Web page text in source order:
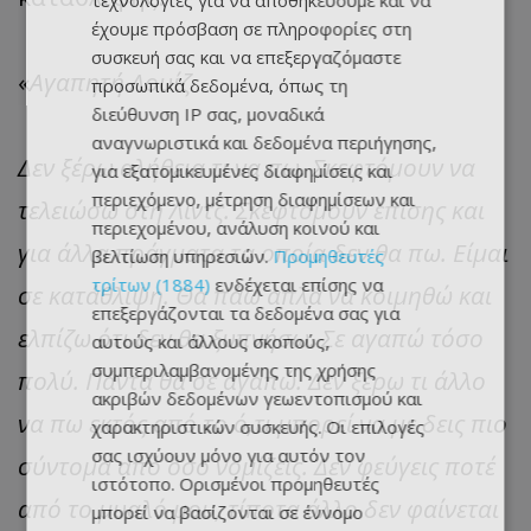
«Αγαπητή Λουίζ
Δεν ξέρω αλήθεια τι να πω. Σκεφτόμουν να
τελειώσω στη Λιντς. Σκεφτόμουν επίσης και
για άλλα πράγματα τα οποία δεν θα πω. Είμαι
σε κατάθλιψη. Θα πάω απλά να κοιμηθώ και
ελπίζω ότι δεν θα ξυπνήσω. Σε αγαπώ τόσο
πολύ. Πάντα θα σε αγαπώ. Δεν ξέρω τι άλλο
να πω εκτός από το ό,τι μπορεί να με δεις πιο
σύντομα από όσο νομίζεις. Δεν φεύγεις ποτέ
από το μυαλό μου, τίποτα άλλο δεν φαίνεται
έχουμε πρόσβαση σε πληροφορίες στη
συσκευή σας και να επεξεργαζόμαστε
προσωπικά δεδομένα, όπως τη
διεύθυνση IP σας, μοναδικά
αναγνωριστικά και δεδομένα περιήγησης,
για εξατομικευμένες διαφημίσεις και
περιεχόμενο, μέτρηση διαφημίσεων και
περιεχομένου, ανάλυση κοινού και
βελτίωση υπηρεσιών.Προμηθευτές
τρίτων (1884) ενδέχεται επίσης να
επεξεργάζονται τα δεδομένα σας για
αυτούς και άλλους σκοπούς,
συμπεριλαμβανομένης της χρήσης
ακριβών δεδομένων γεωεντοπισμού και
χαρακτηριστικών συσκευής. Οι επιλογές
σας ισχύουν μόνο για αυτόν τον
ιστότοπο. Ορισμένοι προμηθευτές
μπορεί να βασίζονται σε έννομο